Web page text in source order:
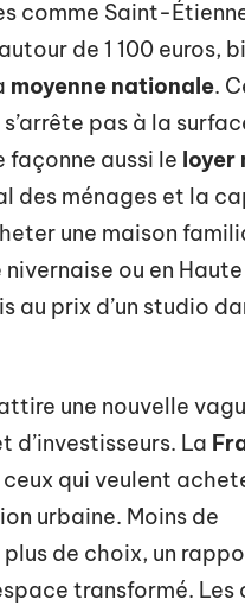
comme Saint-
de 1 100 euros,
moyenne nationale.
pas à la
façonne aussi le loyer
des ménages et la
une maison
ou en
au prix d’un studio
une nouvelle
d’investisseurs. La
qui veulent
urbaine. Moins de
de choix, un
transformé. Les